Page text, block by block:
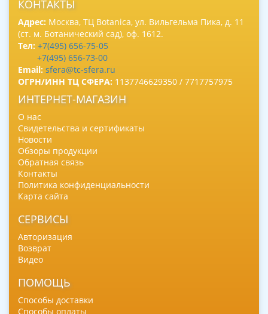
КОНТАКТЫ
Адрес: Москва, ТЦ Botanica, ул. Вильгельма Пика, д. 11
(ст. м. Ботанический сад), оф. 1612.
Тел: +7(495) 656-75-05
+7(495) 656-73-00
Email: sfera@tc-sfera.ru
ОГРН/ИНН ТЦ СФЕРА: 1137746629350 / 7717757975
ИНТЕРНЕТ-МАГАЗИН
О нас
Свидетельства и сертификаты
Новости
Обзоры продукции
Обратная связь
Контакты
Политика конфиденциальности
Карта сайта
СЕРВИСЫ
Авторизация
Возврат
Видео
ПОМОЩЬ
Способы доставки
Способы оплаты